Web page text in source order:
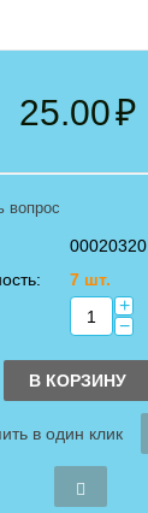
25.00₽
вопрос
00020320
7 шт.
+
−
В КОРЗИНУ
в один клик